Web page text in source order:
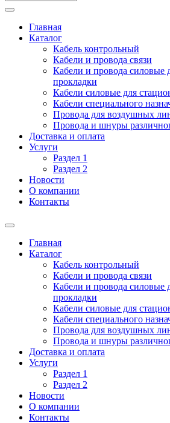
Главная
Каталог
Кабель контрольный
Кабели и провода связи
Кабели и провода силовые
прокладки
Кабели силовые для
Кабели специального
Провода для воздушных
Провода и шнуры
Доставка и оплата
Услуги
Раздел 1
Раздел 2
Новости
О компании
Контакты
Главная
Каталог
Кабель контрольный
Кабели и провода связи
Кабели и провода силовые
прокладки
Кабели силовые для
Кабели специального
Провода для воздушных
Провода и шнуры
Доставка и оплата
Услуги
Раздел 1
Раздел 2
Новости
О компании
Контакты